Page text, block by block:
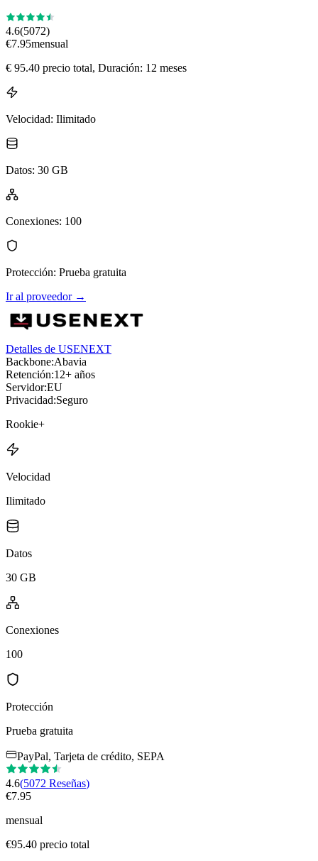
4.6(5072)
€7.95mensual
€ 95.40 precio total, Duración: 12 meses
Velocidad: Ilimitado
Datos: 30 GB
Conexiones: 100
Protección: Prueba gratuita
Ir al proveedor→
Detalles de USENEXT
Backbone:Abavia
Retención:12+ años
Servidor:EU
Privacidad:Seguro
Rookie+
Velocidad
Ilimitado
Datos
30 GB
Conexiones
100
Protección
Prueba gratuita
PayPal, Tarjeta de crédito, SEPA
4.6(5072 Reseñas)
€7.95
mensual
€95.40 precio total